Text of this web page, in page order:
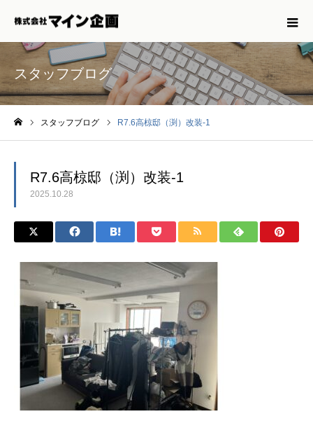
スタッフブログ
スタッフブログ R7.6高椋邸（渕）改装-1
R7.6高椋邸（渕）改装-1
2025.10.28